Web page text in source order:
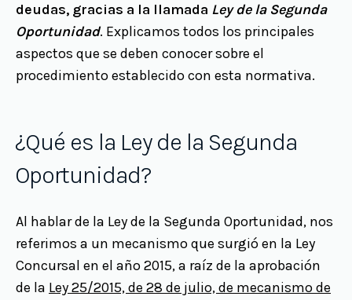
deudas, gracias a la llamada Ley de la Segunda
Oportunidad. Explicamos todos los principales
aspectos que se deben conocer sobre el
procedimiento establecido con esta normativa.
¿Qué es la Ley de la Segunda
Oportunidad?
Al hablar de la Ley de la Segunda Oportunidad, nos
referimos a un mecanismo que surgió en la Ley
Concursal en el año 2015, a raíz de la aprobación
de la Ley 25/2015, de 28 de julio, de mecanismo de